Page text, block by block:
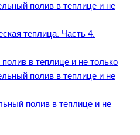
полив в теплице и не
теплица. Часть 4.
в теплице и не только
полив в теплице и не
полив в теплице и не